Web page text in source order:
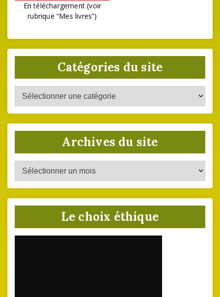
En téléchargement (voir
rubrique “Mes livres”)
Catégories du site
Catégories
du
site
Archives du site
Archives
du
site
Le choix éthique